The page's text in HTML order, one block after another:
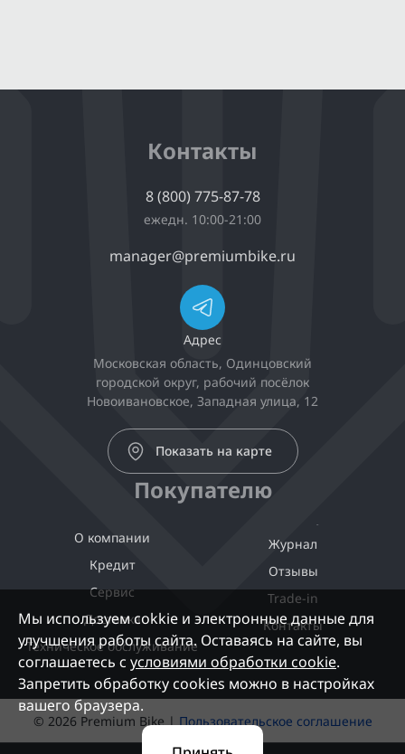
Контакты
8 (800) 775-87-78
ежедн. 10:00-21:00
manager@premiumbike.ru
Адрес
Московская область, Одинцовский
городской округ, рабочий посёлок
Новоивановское, Западная улица, 12
Показать на карте
Покупателю
О компании
Кредит
Сервис
Доставка
Техническое обслуживание
Журнал
Отзывы
Trade-in
Контакты
© 2026 Premium Bike |Пользовательское соглашение
Мы используем cokkie и электронные данные для
улучшения работы сайта. Оставаясь на сайте, вы
соглашаетесь с условиями обработки cookie.
Запретить обработку cookies можно в настройках
вашего браузера.